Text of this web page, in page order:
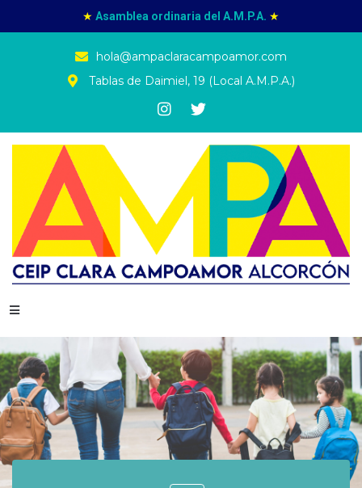
★ Asamblea ordinaria del A.M.P.A. ★
hola@ampaclaracampoamor.com
Tablas de Daimiel, 19 (Local A.M.P.A.)